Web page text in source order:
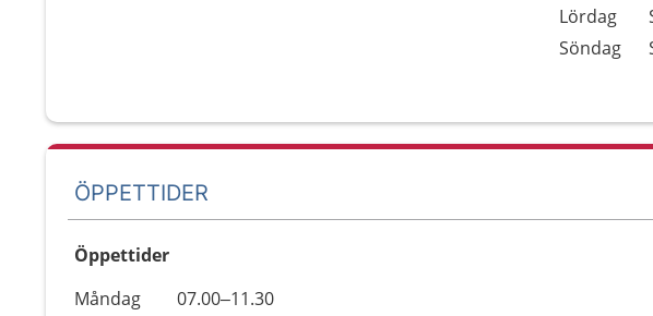
Lördag
Söndag
ÖPPETTIDER
Öppettider
Dag
Öppettider
Kommentarer
Måndag
07.00–11.30